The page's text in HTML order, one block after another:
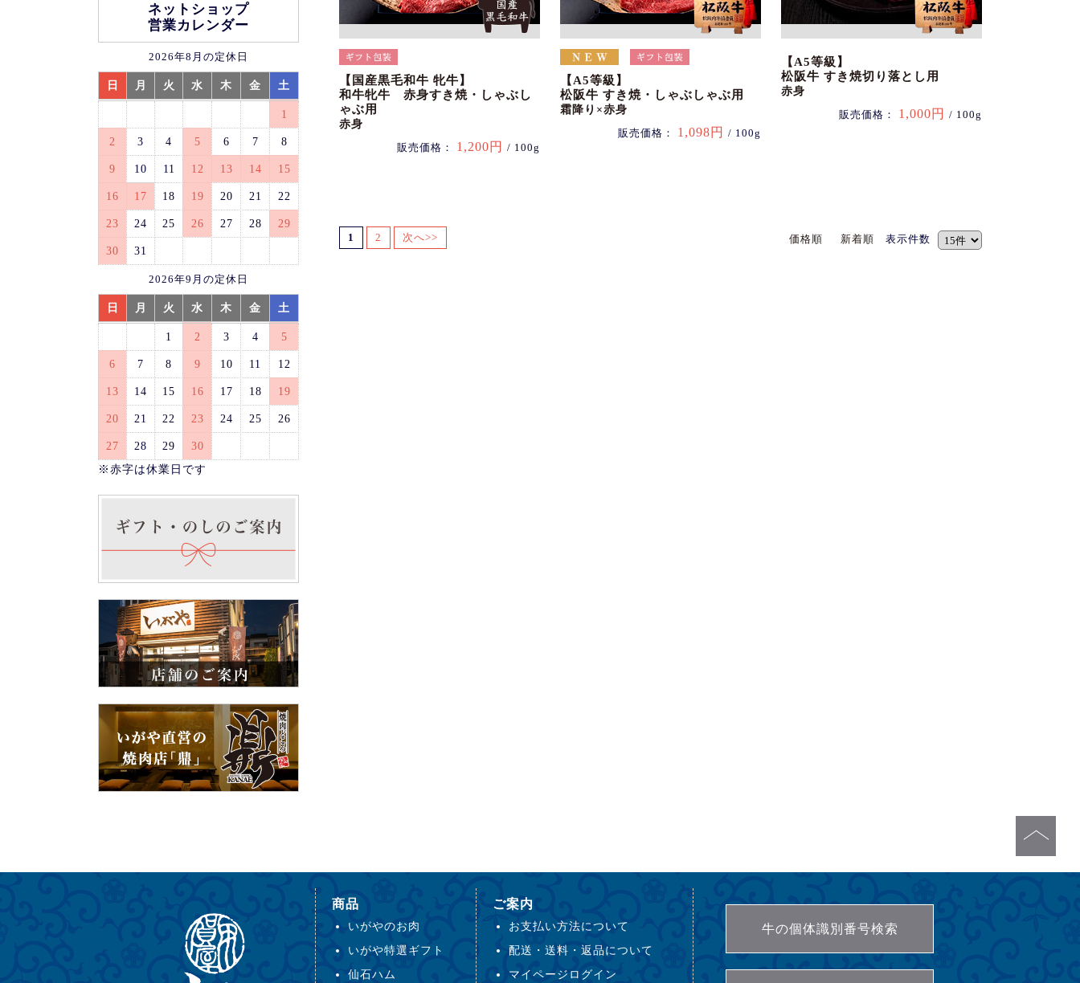
【国産黒毛和牛 牝牛】
和牛牝牛 赤身すき焼・しゃぶし
ゃぶ用
赤身
販売価格： 1,200円 / 100g
【A5等級】
松阪牛 すき焼・しゃぶしゃぶ用
霜降り×赤身
販売価格： 1,098円 / 100g
【A5等級】
松阪牛 すき焼切り落とし用
赤身
販売価格： 1,000円 / 100g
価格順 新着順 表示件数
1 2 次へ>>
ネットショップ
営業カレンダー
2026年8月の定休日
日 月 火 水 木 金 土
1
2 3 4 5 6 7 8
9 10 11 12 13 14 15
16 17 18 19 20 21 22
23 24 25 26 27 28 29
30 31
2026年9月の定休日
日 月 火 水 木 金 土
1 2 3 4 5
6 7 8 9 10 11 12
13 14 15 16 17 18 19
20 21 22 23 24 25 26
27 28 29
30
※赤字は休業日です
商品
いがやのお肉
いがや特選ギフト
仙石ハム
ご案内
お支払い方法について
配送・送料・返品について
マイページログイン
牛の個体識別番号検索